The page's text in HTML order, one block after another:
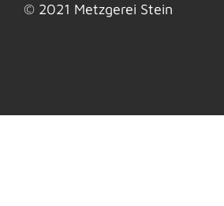
© 2021 Metzgerei Stein